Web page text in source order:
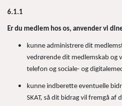
6.1.1
Er du medlem hos os, anvender vi
kunne administrere dit
vedrørende dit medlemskab og
telefon og sociale- og
kunne indberette eventuelle
SKAT, så dit bidrag vil fremgå af